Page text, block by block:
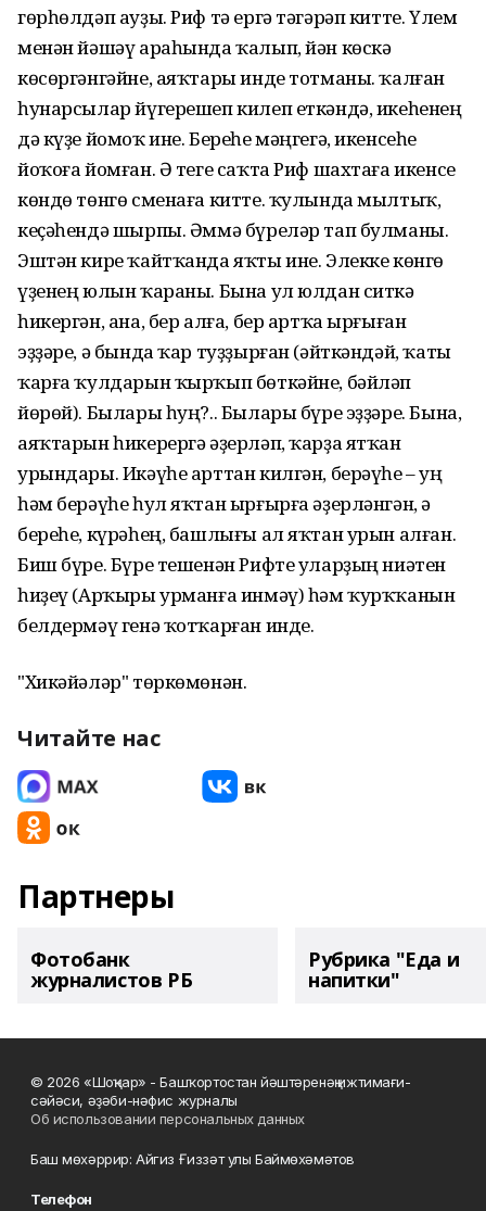
гөрһөлдәп ауҙы. Риф тә ергә тәгәрәп китте. Үлем
менән йәшәү араһында ҡалып, йән көскә
көсөргәнгәйне, аяҡтары инде тотманы. ҡалған
һунарсылар йүгерешеп килеп еткәндә, икеһенең
дә күҙе йомоҡ ине. Береһе мәңгегә, икенсеһе
йоҡоға йомған. Ә теге саҡта Риф шахтаға икенсе
көндө төнгө сменаға китте. ҡулында мылтыҡ,
кеҫәһендә шырпы. Әммә бүреләр тап булманы.
Эштән кире ҡайтҡанда яҡты ине. Элекке көнгө
үҙенең юлын ҡараны. Бына ул юлдан ситкә
һикергән, ана, бер алға, бер артҡа ырғыған
эҙҙәре, ә бында ҡар туҙҙырған (әйткәндәй, ҡаты
ҡарға ҡулдарын ҡырҡып бөткәйне, бәйләп
йөрөй). Былары һуң?.. Былары бүре эҙҙәре. Бына,
аяҡтарын һикерергә әҙерләп, ҡарҙа ятҡан
урындары. Икәүһе арттан килгән, берәүһе – уң
һәм берәүһе һул яҡтан ырғырға әҙерләнгән, ә
береһе, күрәһең, башлығы ал яҡтан урын алған.
Биш бүре. Бүре тешенән Рифте уларҙың ниәтен
һиҙеү (Арҡыры урманға инмәү) һәм ҡурҡҡанын
белдермәү генә ҡотҡарған инде.
"Хикәйәләр" төркөмөнән.
Читайте нас
Партнеры
Фотобанк
журналистов РБ
Рубрика "Еда и
напитки"
© 2026 «Шоңҡар» - Башҡортостан йәштәренәң ижтимағи-
сәйәси, әҙәби-нәфис журналы
Об использовании персональных данных
Баш мөхәррир: Айгиз Ғиззәт улы Баймөхәмәтов
Телефон